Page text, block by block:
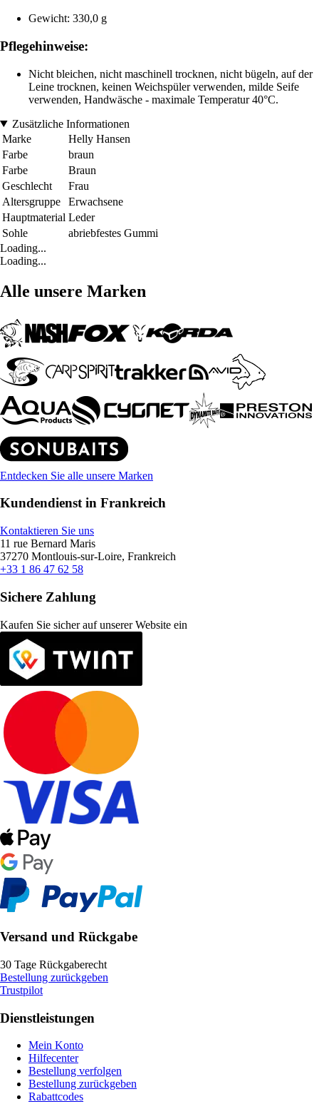
Gewicht: 330,0 g
Pflegehinweise:
Nicht bleichen, nicht maschinell trocknen, nicht bügeln, auf der
Leine trocknen, keinen Weichspüler verwenden, milde Seife
verwenden, Handwäsche - maximale Temperatur 40°C.
Zusätzliche Informationen
Marke
Helly Hansen
Farbe
braun
Farbe
Braun
Geschlecht
Frau
Altersgruppe
Erwachsene
Hauptmaterial Leder
Sohle
abriebfestes Gummi
Loading...
Loading...
Alle unsere Marken
Entdecken Sie alle unsere Marken
Kundendienst in Frankreich
Kontaktieren Sie uns
11 rue Bernard Maris
37270 Montlouis-sur-Loire, Frankreich
+33 1 86 47 62 58
Sichere Zahlung
Kaufen Sie sicher auf unserer Website ein
Versand und Rückgabe
30 Tage Rückgaberecht
Bestellung zurückgeben
Trustpilot
Dienstleistungen
Mein Konto
Hilfecenter
Bestellung verfolgen
Bestellung zurückgeben
Rabattcodes